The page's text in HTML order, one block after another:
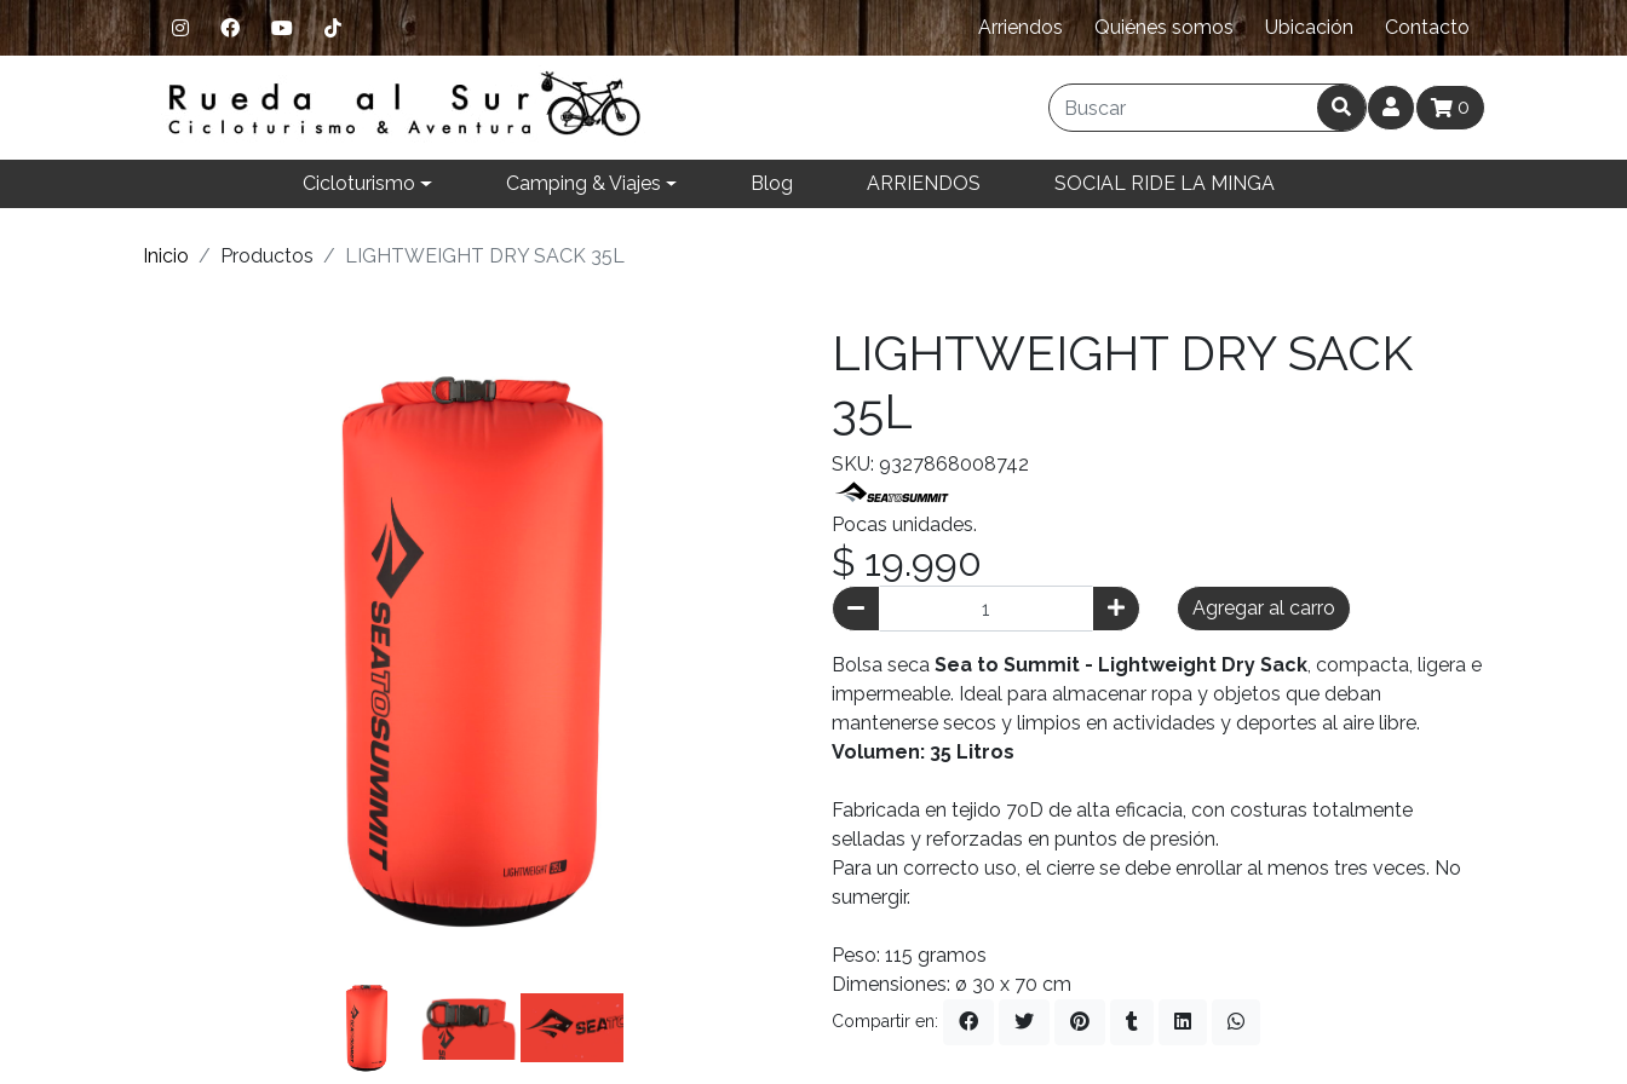
Arriendos Quiénes somos Ubicación Contacto
0
Cicloturismo Camping & Viajes Blog ARRIENDOS SOCIAL RIDE LA MINGA
Inicio Productos LIGHTWEIGHT DRY SACK 35L
LIGHTWEIGHT DRY SACK
35L
SKU: 9327868008742
Pocas unidades.
$ 19.990
Agregar al carro
Bolsa seca Sea to Summit - Lightweight Dry Sack, compacta, ligera e
impermeable. Ideal para almacenar ropa y objetos que deban
mantenerse secos y limpios en actividades y deportes al aire libre.
Volumen: 35 Litros
Fabricada en tejido 70D de alta eficacia, con costuras totalmente
selladas y reforzadas en puntos de presión.
Para un correcto uso, el cierre se debe enrollar al menos tres veces. No
sumergir.
Peso: 115 gramos
Dimensiones: ø 30 x 70 cm
Compartir en: